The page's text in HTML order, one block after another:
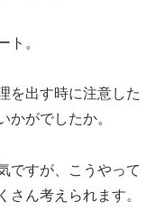
ト。
を出す時に注意した
かがでしたか。
ですが、こうやって
さん考えられます。